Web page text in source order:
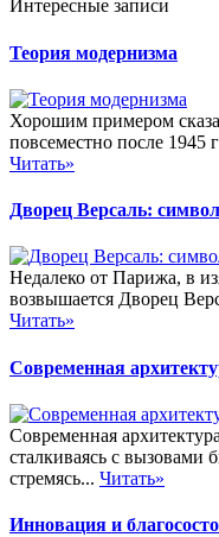
Интересные записи
Теория модернизма
Хорошим примером
повсеместно после 1945
Читать»
Дворец Версаль:
Недалеко от Парижа, в
возвышается Дворец
Читать»
Современная
Современная
сталкиваясь с вызовами
стремясь... Читать»
Инновация и